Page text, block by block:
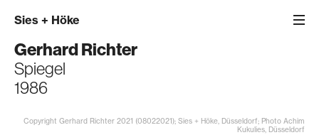
Sies + Höke
Gerhard Richter
Spiegel
1986
Copyright Gerhard Richter 2021 (08022021); Sies + Höke, Düsseldorf; Photo Achim
Kukulies, Düsseldorf